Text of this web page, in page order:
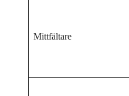
Mittfältare